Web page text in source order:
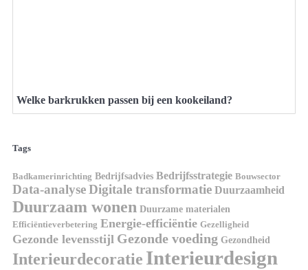
Welke barkrukken passen bij een kookeiland?
Tags
Badkamerinrichting Bedrijfsadvies Bedrijfsstrategie Bouwsector
Data-analyseDigitale transformatie Duurzaamheid
Duurzaam wonen Duurzame materialen
Efficiëntieverbetering Energie-efficiëntie Gezelligheid
Gezonde levensstijl Gezonde voeding Gezondheid
Interieurdecoratie Interieurdesign